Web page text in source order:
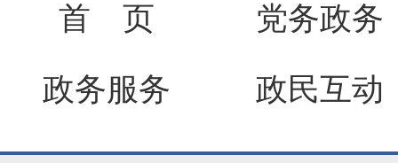
首 页
党务政务
政务服务
政民互动